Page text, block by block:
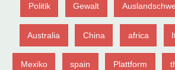
Politik Gewalt
Australia China africa
Mexiko spain Plattform